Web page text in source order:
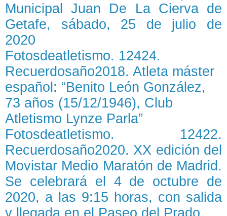
Municipal Juan De La Cierva de
Getafe, sábado, 25 de julio de
2020
Fotosdeatletismo. 12424.
Recuerdosaño2018. Atleta máster
español: “Benito León González,
73 años (15/12/1946), Club
Atletismo Lynze Parla”
Fotosdeatletismo. 12422.
Recuerdosaño2020. XX edición del
Movistar Medio Maratón de Madrid.
Se celebrará el 4 de octubre de
2020, a las 9:15 horas, con salida
y llegada en el Paseo del Prado